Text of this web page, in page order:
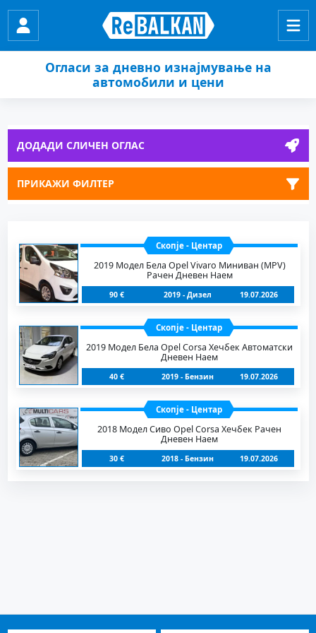
Огласи за дневно изнајмување на
автомобили и цени
ДОДАДИ СЛИЧЕН ОГЛАС
ПРИКАЖИ ФИЛТЕР
Скопје - Центар
2019 Модел Бела Opel Vivaro Миниван (MPV)
Рачен Дневен Наем
90 € 2019 - Дизел 19.07.2026
Скопје - Центар
2019 Модел Бела Opel Corsa Хечбек Автоматски
Дневен Наем
40 € 2019 - Бензин 19.07.2026
Скопје - Центар
2018 Модел Сиво Opel Corsa Хечбек Рачен
Дневен Наем
30 € 2018 - Бензин 19.07.2026